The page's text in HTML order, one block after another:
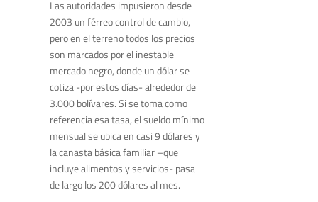
Las autoridades impusieron desde
2003 un férreo control de cambio,
pero en el terreno todos los precios
son marcados por el inestable
mercado negro, donde un dólar se
cotiza -por estos días- alrededor de
3.000 bolívares. Si se toma como
referencia esa tasa, el sueldo mínimo
mensual se ubica en casi 9 dólares y
la canasta básica familiar –que
incluye alimentos y servicios- pasa
de largo los 200 dólares al mes.